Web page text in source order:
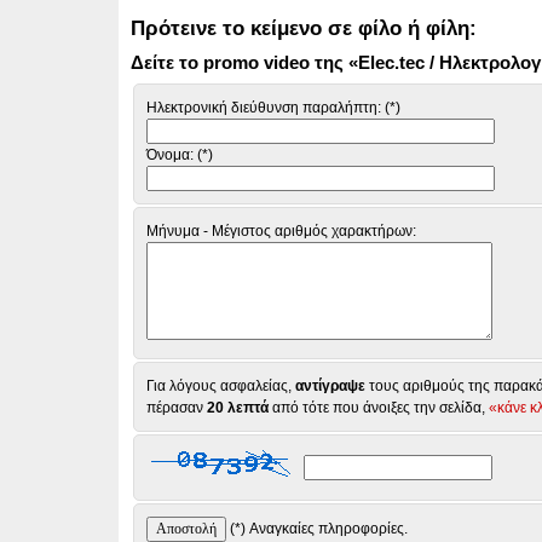
Πρότεινε το κείμενο σε φίλο ή φίλη:
Δείτε το promo video της «Elec.tec /
Ηλεκτρονική διεύθυνση παραλήπτη: (*)
Όνομα: (*)
Μήνυμα - Μέγιστος αριθμός χαρακτήρων:
Για λόγους ασφαλείας, αντίγραψε τους αριθμούς της
πέρασαν 20 λεπτά από τότε που άνοιξες την σελίδα, «κάνε
(*) Αναγκαίες πληροφορίες.